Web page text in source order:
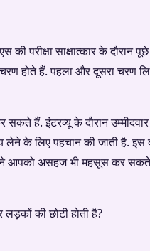
की परीक्षा साक्षात्कार के
होते हैं. पहला और दूसरा चरण
सकते हैं. इंटरव्यू के दौरान
के लिए पहचान की जाती है. इस
आपको असहज भी महसूस कर
की छोटी होती है?